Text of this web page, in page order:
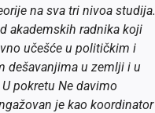
na sva tri nivoa studija.
akademskih radnika koji
učešće u političkim i
dešavanjima u zemlji i u
pokretu Ne davimo
je kao koordinator